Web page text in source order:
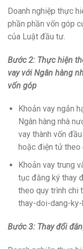
Doanh nghiệp thực
phần phần vốn góp
của Luật đầu tư.
Bước 2: Thực hiện
vay với Ngân hàng
vốn góp
Khoản vay ngắn
Ngân hàng nhà
vay thành vốn
hoặc điện tử theo
Khoản vay trung
tục đăng ký thay
theo quy trình chi
thay-doi-dang-
Bước 3: Thay đổi